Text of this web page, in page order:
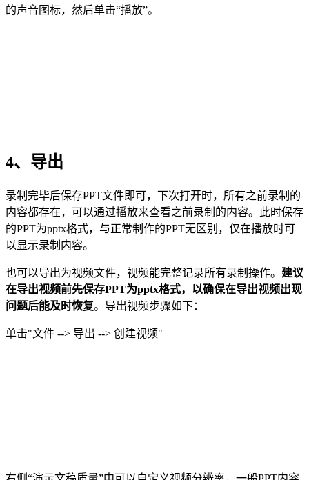
的声音图标，然后单击“播放”。
4、导出
录制完毕后保存PPT文件即可，下次打开时，所有之前录制的
内容都存在，可以通过播放来查看之前录制的内容。此时保存
的PPT为pptx格式，与正常制作的PPT无区别，仅在播放时可
以显示录制内容。
也可以导出为视频文件，视频能完整记录所有录制操作。 建议
在导出视频前先保存PPT为pptx格式，以确保在导出视频出现
问题后能及时恢复。导出视频步骤如下：
单击"文件 --> 导出 --> 创建视频"